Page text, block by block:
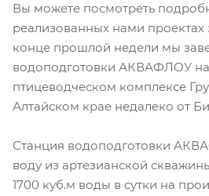
Вы можете посмотреть
реализованных нами проектах
конце прошлой недели мы
водоподготовки АКВАФЛОУ
птицеводческом комплексе
Алтайском крае недалеко от
Станция водоподготовки
воду из артезианской
1700 куб.м воды в сутки на